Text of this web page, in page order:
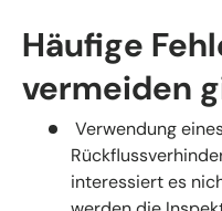
Häufige
vermeiden
Verwendung
interessiert es